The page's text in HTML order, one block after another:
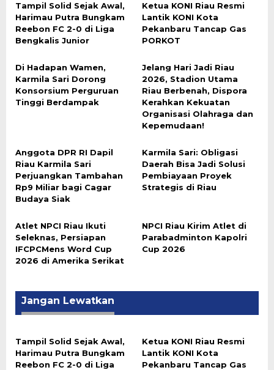
Tampil Solid Sejak Awal,
Harimau Putra Bungkam
Reebon FC 2-0 di Liga
Bengkalis Junior
Ketua KONI Riau Resmi
Lantik KONI Kota
Pekanbaru Tancap Gas
PORKOT
Di Hadapan Wamen,
Karmila Sari Dorong
Konsorsium Perguruan
Tinggi Berdampak
Jelang Hari Jadi Riau
2026, Stadion Utama
Riau Berbenah, Dispora
Kerahkan Kekuatan
Organisasi Olahraga dan
Kepemudaan!
Anggota DPR RI Dapil
Riau Karmila Sari
Perjuangkan Tambahan
Rp9 Miliar bagi Cagar
Budaya Siak
Karmila Sari: Obligasi
Daerah Bisa Jadi Solusi
Pembiayaan Proyek
Strategis di Riau
Atlet NPCI Riau Ikuti
Seleknas, Persiapan
IFCPCMens Word Cup
2026 di Amerika Serikat
NPCI Riau Kirim Atlet di
Parabadminton Kapolri
Cup 2026
Jangan Lewatkan
Tampil Solid Sejak Awal,
Harimau Putra Bungkam
Reebon FC 2-0 di Liga
Ketua KONI Riau Resmi
Lantik KONI Kota
Pekanbaru Tancap Gas